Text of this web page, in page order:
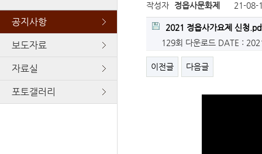
공지사항
보도자료
자료실
포토갤러리
작성자 정읍사문화제 21-08-
2021 정읍사가요제 신청
129회 다운로드 DATE :
이전글 다음글